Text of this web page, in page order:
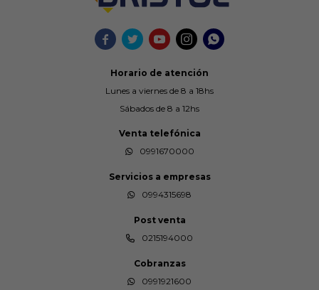
    
Horario de atención
Lunes a viernes de 8 a 18hs
Sábados de 8 a 12hs
Venta telefónica
0991670000
Servicios a empresas
0994315698
Post venta
0215194000
Cobranzas
0991921600